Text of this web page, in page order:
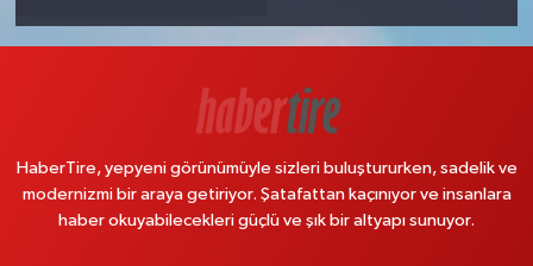
HaberTire, yepyeni görünümüyle sizleri buluştururken, sadelik ve
modernizmi bir araya getiriyor. Şatafattan kaçınıyor ve insanlara
haber okuyabilecekleri güçlü ve şık bir altyapı sunuyor.